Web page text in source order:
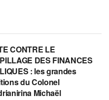
CONTRE LE
DES FINANCES
: les grandes
du Colonel
Michaël